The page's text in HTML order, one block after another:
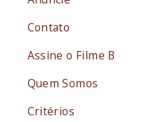
Contato
Assine o Filme B
Quem Somos
Critérios